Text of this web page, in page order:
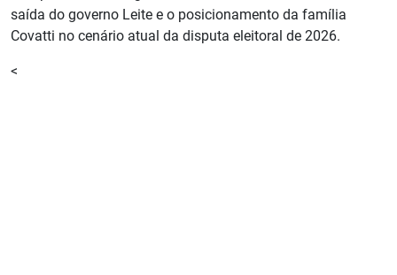
saída do governo Leite e o posicionamento da família
Covatti no cenário atual da disputa eleitoral de 2026.
<